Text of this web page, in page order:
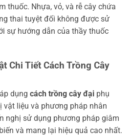
thuốc. Nhựa, vỏ, và rễ cây chứa
thai tuyệt đối không được sử
sự hướng dẫn của thầy thuốc
Chi Tiết Cách Trồng Cây
dụng cách trồng cây đại phụ
vật liệu và phương pháp nhân
nghị sử dụng phương pháp giâm
và mang lại hiệu quả cao nhất.